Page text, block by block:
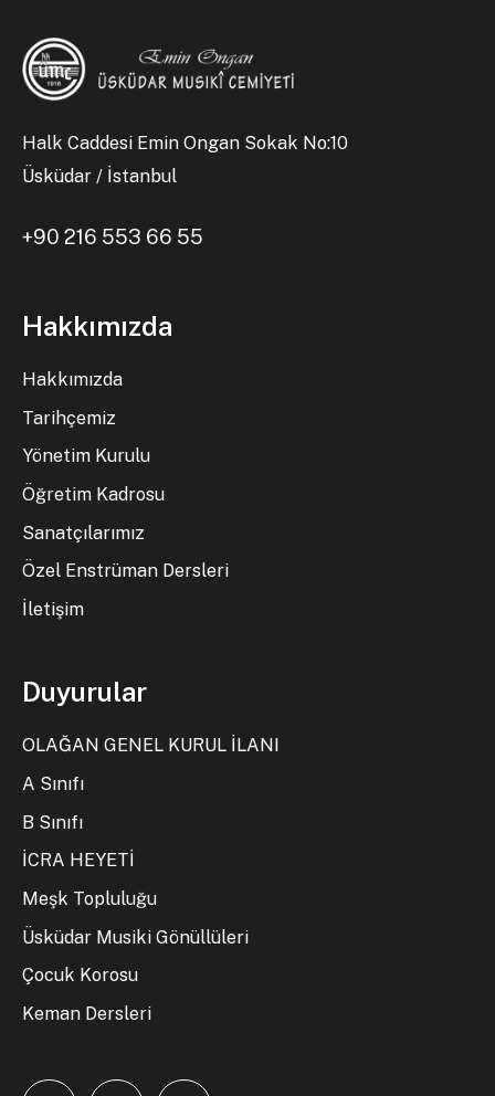
Halk Caddesi Emin Ongan Sokak No:10
Üsküdar / İstanbul
+90 216 553 66 55
Hakkımızda
Hakkımızda
Tarihçemiz
Yönetim Kurulu
Öğretim Kadrosu
Sanatçılarımız
Özel Enstrüman Dersleri
İletişim
Duyurular
OLAĞAN GENEL KURUL İLANI
A Sınıfı
B Sınıfı
İCRA HEYETİ
Meşk Topluluğu
Üsküdar Musiki Gönüllüleri
Çocuk Korosu
Keman Dersleri